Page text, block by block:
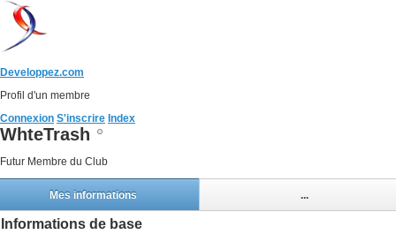
Developpez.com
Profil d'un membre
Connexion S'inscrire Index
WhteTrash
Futur Membre du Club
Mes informations ...
Informations de base